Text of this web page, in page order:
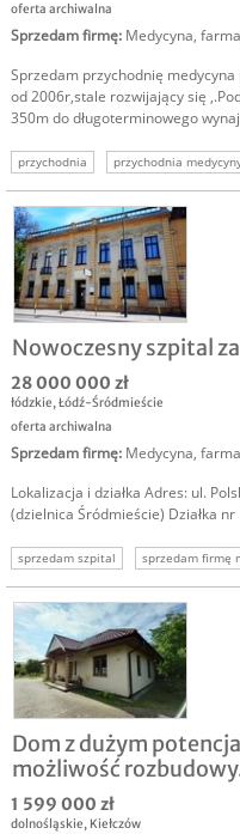
oferta archiwalna
Sprzedam firmę: Medycyna,
Sprzedam przychodnię
od 2006r,stale rozwijający się
350m do długoterminowego
przychodnia przychodnia
sprzedam biznes medycyna
oferta sprzedaży przychodni
Nowoczesny szpital
28 000 000 zł
łódzkie,Łódź-Śródmieście
oferta archiwalna
Sprzedam firmę: Medycyna,
Lokalizacja i działka Adres: ul.
(dzielnica Śródmieście) Działka
sprzedam szpital sprzedam firmę
szpital na sprzedaż
inwestycja w
Dom z dużym
możliwość
1 599 000 zł
dolnośląskie, Kiełczów